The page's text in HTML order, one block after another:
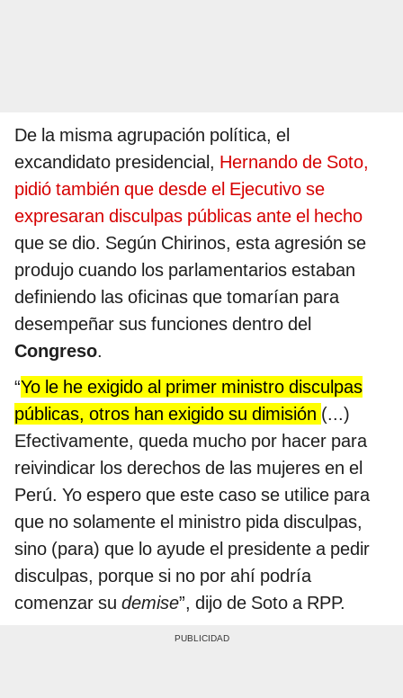
De la misma agrupación política, el
excandidato presidencial, Hernando de Soto,
pidió también que desde el Ejecutivo se
expresaran disculpas públicas ante el hecho
que se dio. Según Chirinos, esta agresión se
produjo cuando los parlamentarios estaban
definiendo las oficinas que tomarían para
desempeñar sus funciones dentro del
Congreso.
“Yo le he exigido al primer ministro disculpas
públicas, otros han exigido su dimisión (...)
Efectivamente, queda mucho por hacer para
reivindicar los derechos de las mujeres en el
Perú. Yo espero que este caso se utilice para
que no solamente el ministro pida disculpas,
sino (para) que lo ayude el presidente a pedir
disculpas, porque si no por ahí podría
comenzar su demise”, dijo de Soto a RPP.